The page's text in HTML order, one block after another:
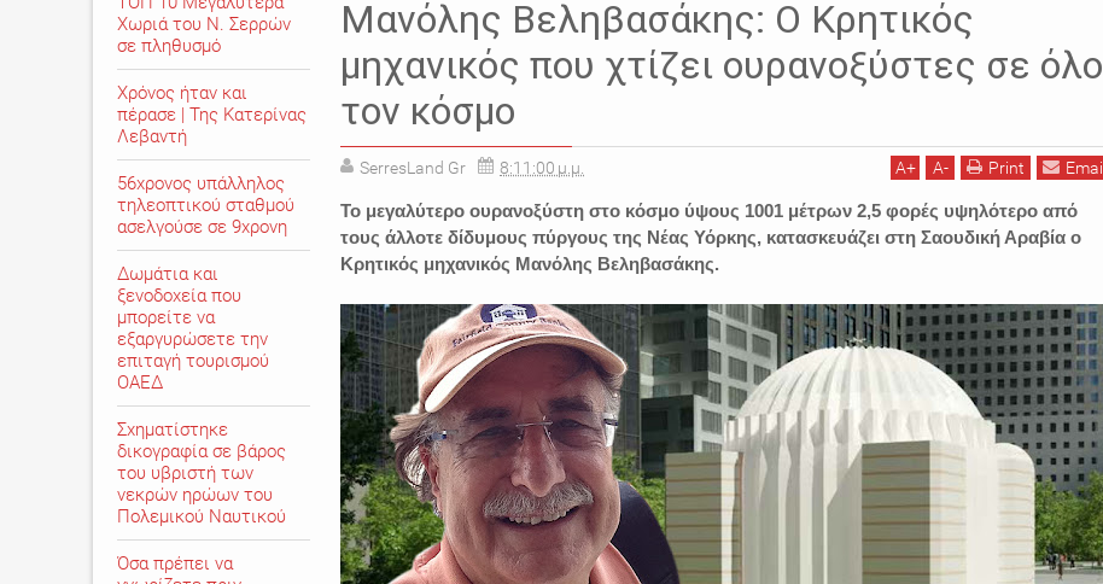
Μανόλης Βεληβασάκης: Ο Κρητικός
μηχανικός που χτίζει ουρανοξύστες σε όλο
τον κόσμο
SerresLand Gr 8:11:00 μ.μ. A+ A- Print Email
Το μεγαλύτερο ουρανοξύστη στο κόσμο ύψους 1001 μέτρων 2,5 φορές υψηλότερο από
τους άλλοτε δίδυμους πύργους της Νέας Υόρκης, κατασκευάζει στη Σαουδική Αραβία ο
Κρητικός μηχανικός Μανόλης Βεληβασάκης.
Χωριά του Ν. Σερρών
σε πληθυσμό
Χρόνος ήταν και
πέρασε | Της Κατερίνας
Λεβαντή
56χρονος υπάλληλος
τηλεοπτικού σταθμού
ασελγούσε σε 9χρονη
Δωμάτια και
ξενοδοχεία που
μπορείτε να
εξαργυρώσετε την
επιταγή τουρισμού
ΟΑΕΔ
Σχηματίστηκε
δικογραφία σε βάρος
του υβριστή των
νεκρών ηρώων του
Πολεμικού Ναυτικού
Όσα πρέπει να